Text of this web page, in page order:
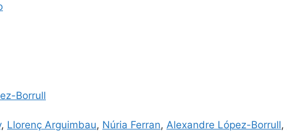
Borrull
, Llorenç Arguimbau, Núria Ferran, Alexandre López-Borrull,